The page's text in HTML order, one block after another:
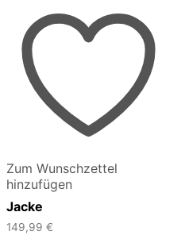
Zum Wunschzettel
hinzufügen
Jacke
149,99 €